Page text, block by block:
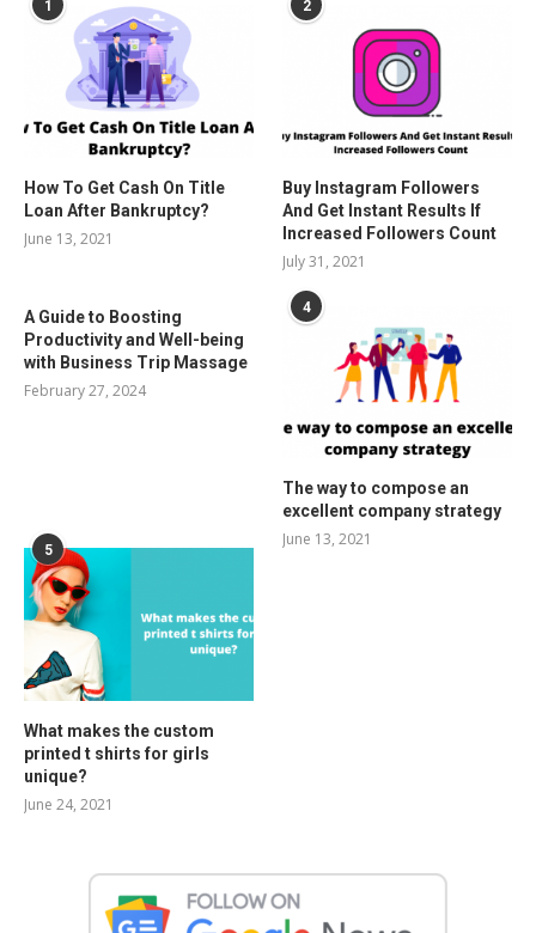
1
How To Get Cash On Title
Loan After Bankruptcy?
June 13, 2021
2
Buy Instagram Followers
And Get Instant Results If
Increased Followers Count
July 31, 2021
A Guide to Boosting
Productivity and Well-being
with Business Trip Massage
February 27, 2024
4
The way to compose an
excellent company strategy
June 13, 2021
5
What makes the custom
printed t shirts for girls
unique?
June 24, 2021